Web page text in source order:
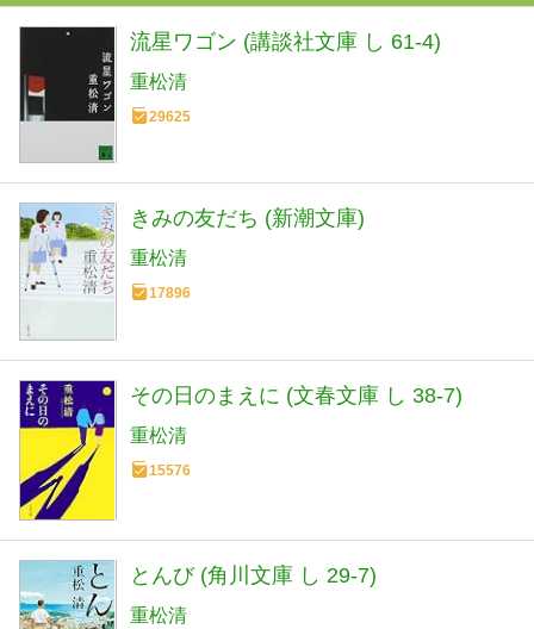
流星ワゴン (講談社文庫 し 61-4)
重松清
29625
きみの友だち (新潮文庫)
重松清
17896
その日のまえに (文春文庫 し 38-7)
重松清
15576
とんび (角川文庫 し 29-7)
重松清